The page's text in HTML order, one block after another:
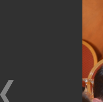
Закона «О ТРАНСФЕРТНОМ
Семинар
норм